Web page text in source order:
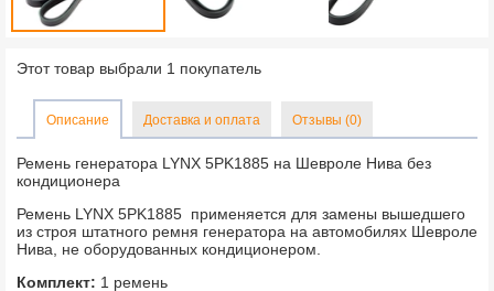
Этот товар выбрали 1 покупатель
Описание Доставка и оплата Отзывы (0)
Ремень генератора LYNX 5PK1885 на Шевроле Нива без
кондиционера
Ремень LYNX 5PK1885 применяется для замены вышедшего
из строя штатного ремня генератора на автомобилях Шевроле
Нива, не оборудованных кондиционером.
Комплект: 1 ремень